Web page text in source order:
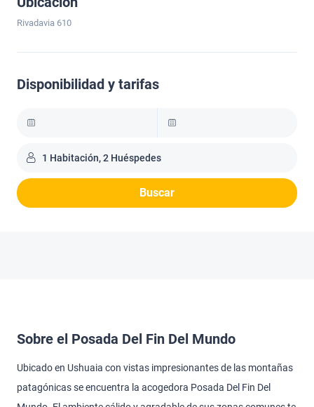
Rivadavia 610
Disponibilidad y tarifas
1 Habitación, 2 Huéspedes
Buscar
Sobre el Posada Del Fin Del Mundo
Ubicado en Ushuaia con vistas impresionantes de las montañas
patagónicas se encuentra la acogedora Posada Del Fin Del